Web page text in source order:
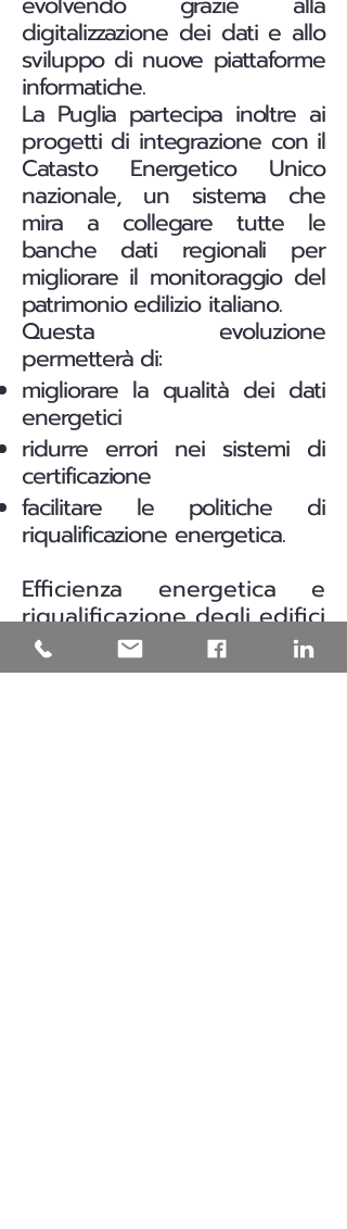
digitalizzazione dei dati e allo
sviluppo di nuove piattaforme
informatiche.
La Puglia partecipa inoltre ai
progetti di integrazione con il
Catasto Energetico Unico
nazionale, un sistema che
mira a collegare tutte le
banche dati regionali per
migliorare il monitoraggio del
patrimonio edilizio italiano.
Questa evoluzione
permetterà di:
migliorare la qualità dei dati
energetici
ridurre errori nei sistemi di
certificazione
facilitare le politiche di
riqualificazione energetica.
Efficienza energetica e
riqualificazione degli edifici
in Puglia
Una parte significativa del